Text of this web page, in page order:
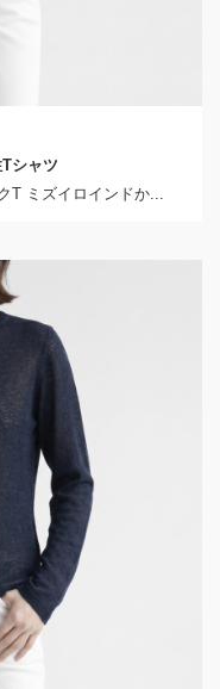
シャツ
T ミズイロインドか...